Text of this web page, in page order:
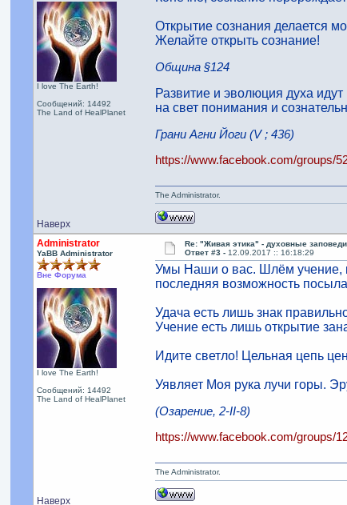
I love The Earth!
Сообщений: 14492
The Land of HealPlanet
Открытие сознания делается
Желайте открыть сознание!
Община §124
Развитие и эволюция духа
на свет понимания и
Грани Агни Йоги (V ; 436)
https://www.facebook.com/groups/
Наверх
The Administrator.
Administrator
YaBB Administrator
Вне Форума
I love The Earth!
Сообщений: 14492
The Land of HealPlanet
Re: "Живая этика" - духовные
Ответ #3 - 12.09.2017 :: 16:18:29
Умы Наши о вас. Шлём учение,
последняя возможность
Удача есть лишь знак
Учение есть лишь открытие
Идите светло! Цельная цепь
Уявляет Моя рука лучи горы.
(Озарение, 2-II-8)
https://www.facebook.com/groups/
Наверх
The Administrator.